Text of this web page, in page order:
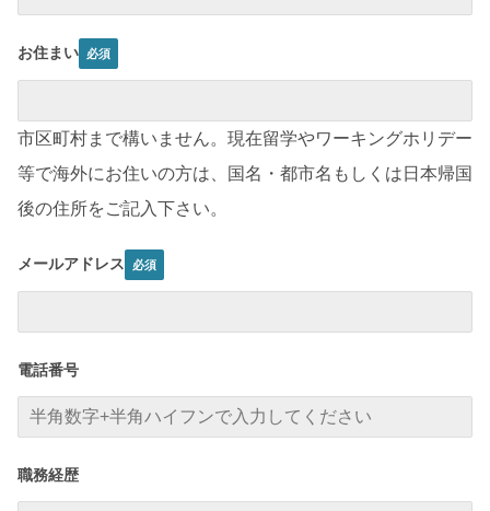
お住まい
市区町村まで構いません。現在留学やワーキングホリデー
等で海外にお住いの方は、国名・都市名もしくは日本帰国
後の住所をご記入下さい。
メールアドレス
電話番号
職務経歴